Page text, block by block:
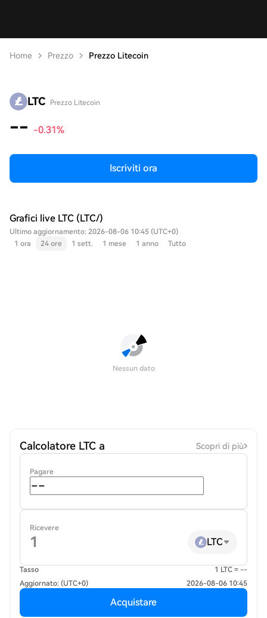
Home Prezzo Prezzo Litecoin
LTC Prezzo Litecoin
-- -0.31%
Iscriviti ora
Grafici live LTC (LTC/)
Ultimo aggiornamento: 2026-08-06 10:45 (UTC+0)
1 ora
24 ore 1 sett. 1 mese 1 anno Tutto
Nessun dato
Calcolatore LTC a Scopri di più
Pagare
Ricevere
LTC
Tasso
1 LTC = --
Aggiornato: (UTC+0)
2026-08-06 10:45
Acquistare